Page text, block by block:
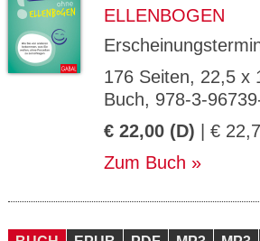
ELLENBOGEN
176 Seiten, 22,5 x
Buch, 978-3-
€ 22,00 (D) | €
Zum Buch